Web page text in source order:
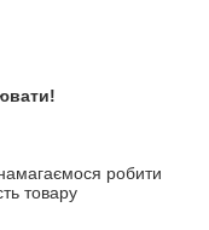
робити
товару